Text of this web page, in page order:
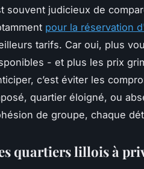
souvent judicieux de
pour la réservation
tarifs. Car oui, plus
- et plus les prix
c’est éviter les
quartier éloigné, ou
de groupe, chaque
quartiers lillois à